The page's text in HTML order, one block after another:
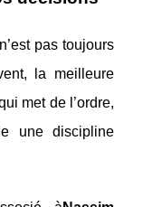
pas toujours
la meilleure
met de l’ordre,
une discipline